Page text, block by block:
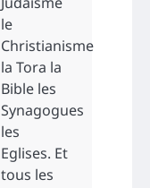
le
Christianisme
la Tora la
Bible les
Synagogues
les
Eglises. Et
tous les